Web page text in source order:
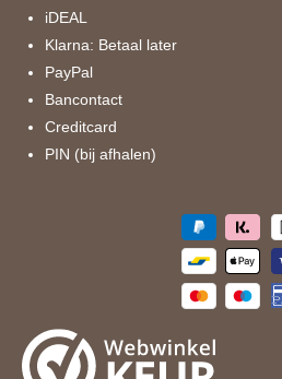
iDEAL
Klarna: Betaal later
PayPal
Bancontact
Creditcard
PIN (bij afhalen)